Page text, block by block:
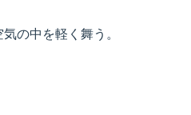
の中を軽く舞う。